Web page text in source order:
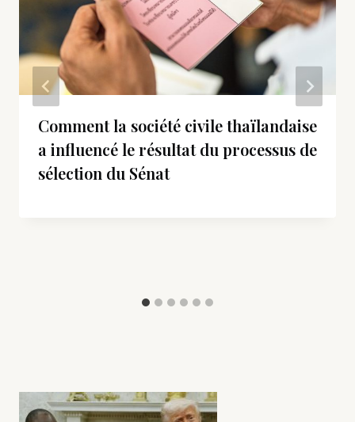
Comment la société civile thaïlandaise
a influencé le résultat du processus de
sélection du Sénat